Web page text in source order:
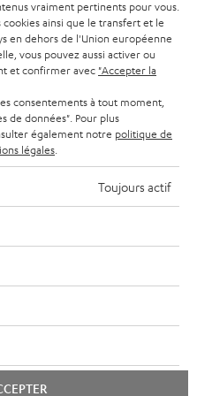
de fautes de frappe et d’autres
ne font pas partie du contenu de
vraiment pertinents pour vous.
ainsi que le transfert et le
en dehors de l'Union européenne
vous pouvez aussi activer ou
et confirmer avec "Accepter la
consentements à tout moment,
de données". Pour plus
également notre politique de
légales
Toujours actif